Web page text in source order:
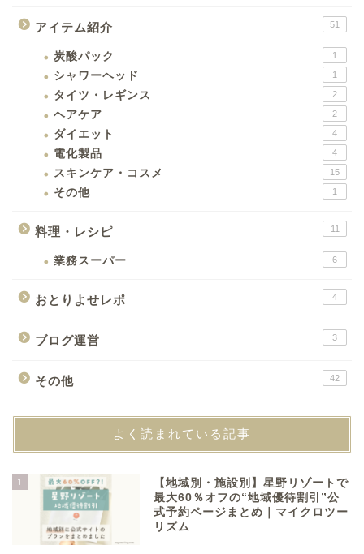
アイテム紹介 51
炭酸パック 1
シャワーヘッド 1
タイツ・レギンス 2
ヘアケア 2
ダイエット 4
電化製品 4
スキンケア・コスメ 15
その他 1
料理・レシピ 11
業務スーパー 6
おとりよせレポ 4
ブログ運営 3
その他 42
よく読まれている記事
1
【地域別・施設別】星野リゾートで
最大60％オフの“地域優待割引”公
式予約ページまとめ｜マイクロツー
リズム